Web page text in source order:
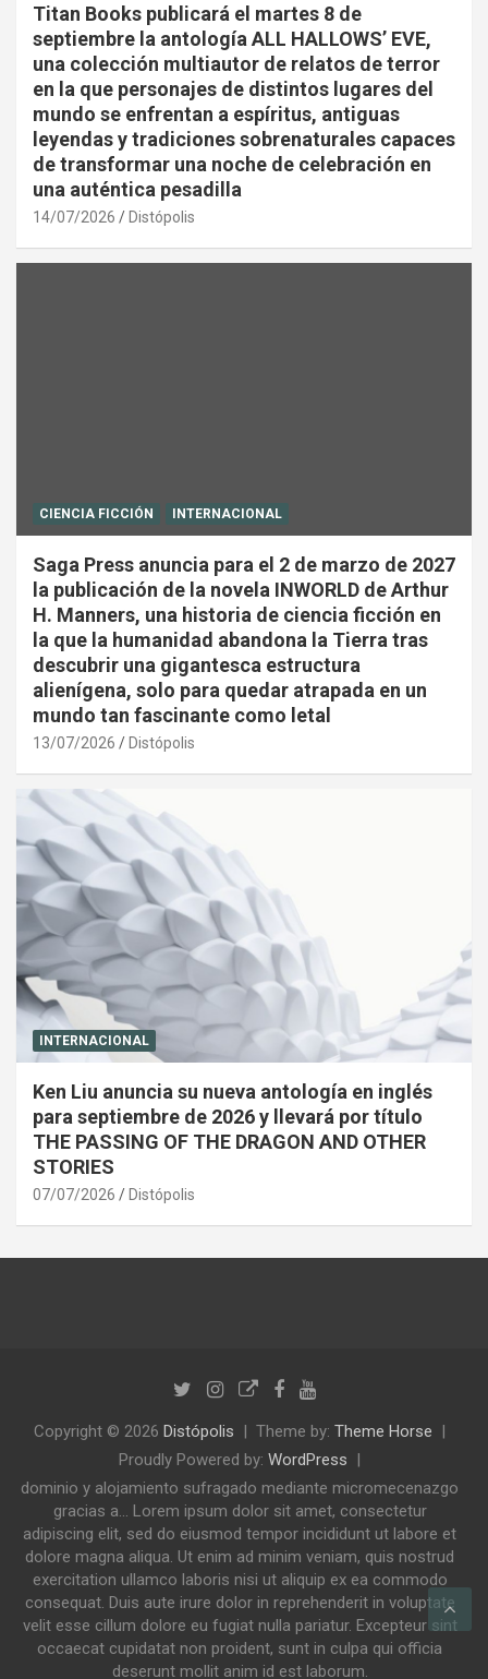
Titan Books publicará el martes 8 de
septiembre la antología ALL HALLOWS’ EVE,
una colección multiautor de relatos de terror
en la que personajes de distintos lugares del
mundo se enfrentan a espíritus, antiguas
leyendas y tradiciones sobrenaturales capaces
de transformar una noche de celebración en
una auténtica pesadilla
14/07/2026 Distópolis
CIENCIA FICCIÓN INTERNACIONAL
Saga Press anuncia para el 2 de marzo de 2027
la publicación de la novela INWORLD de Arthur
H. Manners, una historia de ciencia ficción en
la que la humanidad abandona la Tierra tras
descubrir una gigantesca estructura
alienígena, solo para quedar atrapada en un
mundo tan fascinante como letal
13/07/2026 Distópolis
INTERNACIONAL
Ken Liu anuncia su nueva antología en inglés
para septiembre de 2026 y llevará por título
THE PASSING OF THE DRAGON AND OTHER
STORIES
07/07/2026 Distópolis
Copyright © 2026 Distópolis Theme by: Theme Horse
Proudly Powered by: WordPress
dominio y alojamiento sufragado mediante micromecenazgo
gracias a... Lorem ipsum dolor sit amet, consectetur
adipiscing elit, sed do eiusmod tempor incididunt ut labore et
dolore magna aliqua. Ut enim ad minim veniam, quis nostrud
exercitation ullamco laboris nisi ut aliquip ex ea commodo
consequat. Duis aute irure dolor in reprehenderit in voluptate
velit esse cillum dolore eu fugiat nulla pariatur. Excepteur sint
occaecat cupidatat non proident, sunt in culpa qui officia
deserunt mollit anim id est laborum.